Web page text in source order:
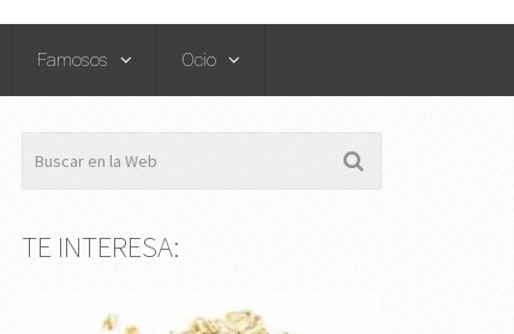
Famosos Ocio
TE INTERESA: